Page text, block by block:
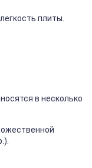
плиты.
в несколько